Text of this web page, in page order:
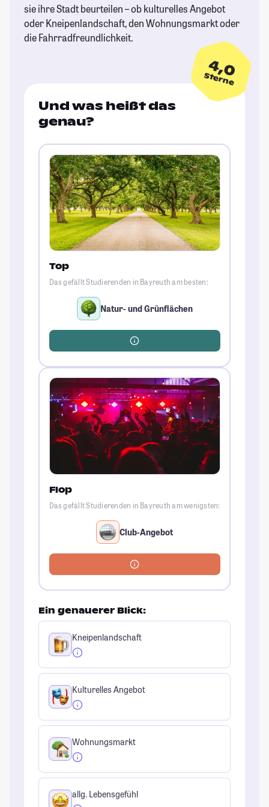
sie ihre Stadt beurteilen – ob kulturelles Angebot
oder Kneipenlandschaft, den Wohnungsmarkt oder
die Fahrradfreundlichkeit.
4,0
Sterne
Und was heißt das
genau?
Top
Das gefällt Studierenden in Bayreuth am besten:
Natur- und Grünflächen
Flop
Das gefällt Studierenden in Bayreuth am wenigsten:
Club-Angebot
Ein genauerer Blick:
Kneipenlandschaft
Kulturelles Angebot
Wohnungsmarkt
allg. Lebensgefühl